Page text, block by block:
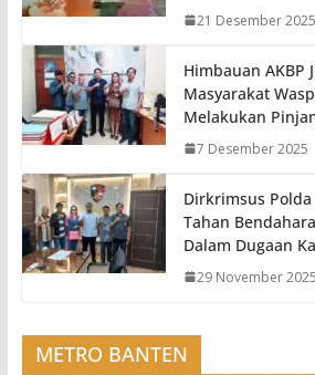
21 Desember 2025
Himbauan AKBP
Masyarakat
Melakukan
7 Desember 2025
Dirkrimsus
Tahan
Dalam Dugaan
29 November 2025
METRO BANTEN